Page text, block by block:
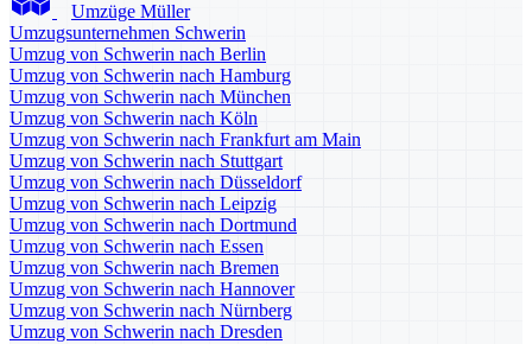
Umzüge Müller
Umzugsunternehmen Schwerin
Umzug von Schwerin nach Berlin
Umzug von Schwerin nach Hamburg
Umzug von Schwerin nach München
Umzug von Schwerin nach Köln
Umzug von Schwerin nach Frankfurt am Main
Umzug von Schwerin nach Stuttgart
Umzug von Schwerin nach Düsseldorf
Umzug von Schwerin nach Leipzig
Umzug von Schwerin nach Dortmund
Umzug von Schwerin nach Essen
Umzug von Schwerin nach Bremen
Umzug von Schwerin nach Hannover
Umzug von Schwerin nach Nürnberg
Umzug von Schwerin nach Dresden